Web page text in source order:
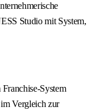
Studio mit System,
System
Vergleich zur